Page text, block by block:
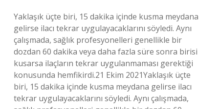
Yaklaşık üçte biri, 15 dakika içinde kusma meydana
gelirse ilacı tekrar uygulayacaklarını söyledi. Aynı
çalışmada, sağlık profesyonelleri genellikle bir
dozdan 60 dakika veya daha fazla süre sonra birisi
kusarsa ilaçların tekrar uygulanmaması gerektiği
konusunda hemfikirdi.21 Ekim 2021Yaklaşık üçte
biri, 15 dakika içinde kusma meydana gelirse ilacı
tekrar uygulayacaklarını söyledi. Aynı çalışmada,